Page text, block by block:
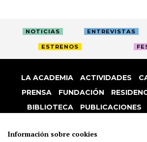
NOTICIAS ENTREVISTAS
ESTRENOS
LA ACADEMIA ACTIVIDADES
PRENSA
FUNDACIÓN
BIBLIOTECA
PUBLICACIONES
Información sobre cookies